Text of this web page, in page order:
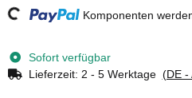
Loading... Komponenten
Sofort verfügbar
Lieferzeit: 2 - 5 Werktage (DE -